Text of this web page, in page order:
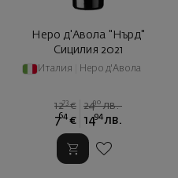
Неро д'Авола "Нърд"
Сицилия 2021
Италия Неро д'Авола
1273 € 2490 лв.
764 € 1494 лв.